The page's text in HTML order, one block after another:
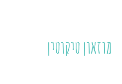
מוזאון טיקוטין